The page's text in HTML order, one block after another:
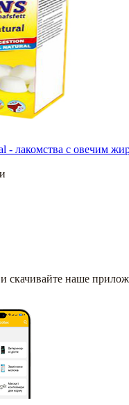
- лакомства с овечим
скачивайте наше